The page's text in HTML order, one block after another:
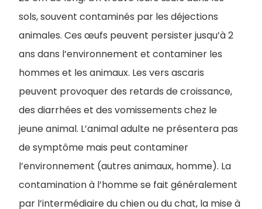
sols, souvent contaminés par les déjections
animales. Ces œufs peuvent persister jusqu’à 2
ans dans l’environnement et contaminer les
hommes et les animaux. Les vers ascaris
peuvent provoquer des retards de croissance,
des diarrhées et des vomissements chez le
jeune animal. L’animal adulte ne présentera pas
de symptôme mais peut contaminer
l’environnement (autres animaux, homme). La
contamination à l’homme se fait généralement
par l’intermédiaire du chien ou du chat, la mise à